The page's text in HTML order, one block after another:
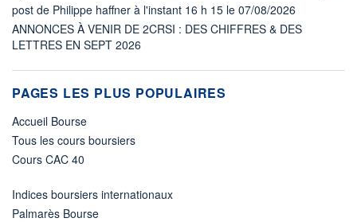
post de Philippe haffner à l'instant 16 h 15 le 07/08/2026
ANNONCES À VENIR DE 2CRSI : DES CHIFFRES & DES
LETTRES EN SEPT 2026
PAGES LES PLUS POPULAIRES
Accueil Bourse
Tous les cours boursiers
Cours CAC 40
Indices boursiers internationaux
Palmarès Bourse